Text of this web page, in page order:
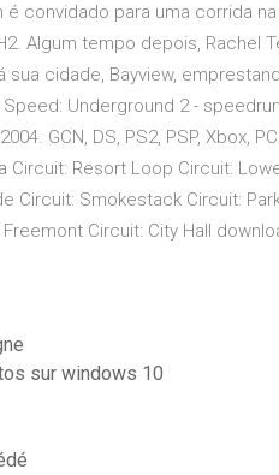
convidado para uma corrida
Algum tempo depois, Rachel
sua cidade, Bayview,
Underground 2 -
GCN, DS, PS2, PSP, Xbox,
Circuit: Resort Loop Circuit:
Circuit: Smokestack Circuit:
Circuit: City Hall
sur windows 10